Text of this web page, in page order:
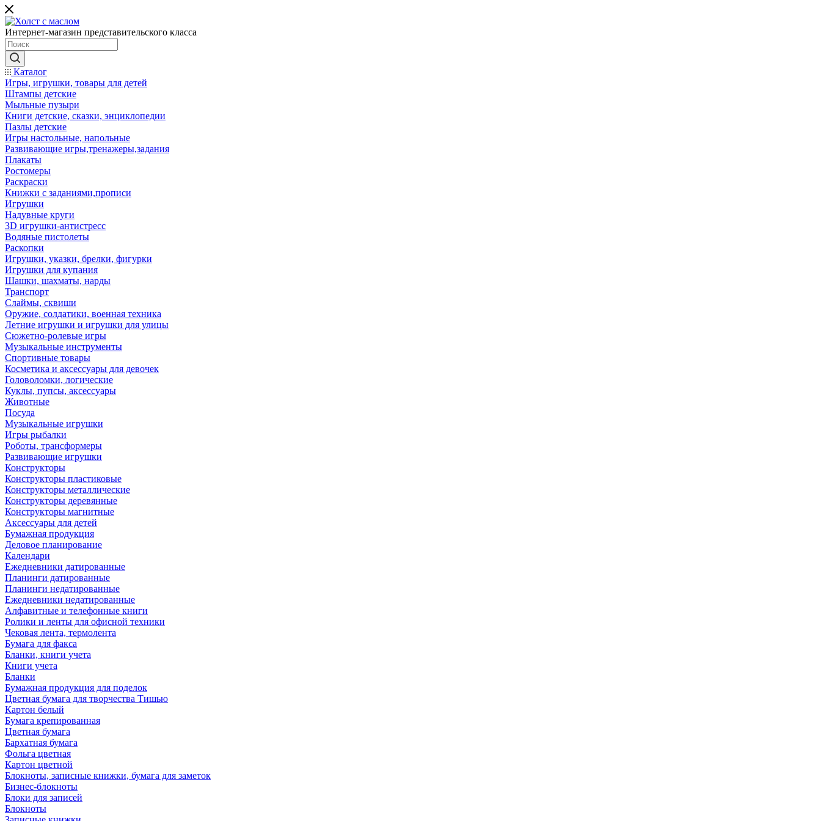
Интернет-магазин представительского класса
Каталог
Игры, игрушки, товары для детей
Штампы детские
Мыльные пузыри
Книги детские, сказки, энциклопедии
Пазлы детские
Игры настольные, напольные
Развивающие игры,тренажеры,задания
Плакаты
Ростомеры
Раскраски
Книжки с заданиями,прописи
Игрушки
Надувные круги
3D игрушки-антистресс
Водяные пистолеты
Раскопки
Игрушки, указки, брелки, фигурки
Игрушки для купания
Шашки, шахматы, нарды
Транспорт
Слаймы, сквиши
Оружие, солдатики, военная техника
Летние игрушки и игрушки для улицы
Сюжетно-ролевые игры
Музыкальные инструменты
Спортивные товары
Косметика и аксессуары для девочек
Головоломки, логические
Куклы, пупсы, аксессуары
Животные
Посуда
Музыкальные игрушки
Игры рыбалки
Роботы, трансформеры
Развивающие игрушки
Конструкторы
Конструкторы пластиковые
Конструкторы металлические
Конструкторы деревянные
Конструкторы магнитные
Аксессуары для детей
Бумажная продукция
Деловое планирование
Календари
Ежедневники датированные
Планинги датированные
Планинги недатированные
Ежедневники недатированные
Алфавитные и телефонные книги
Ролики и ленты для офисной техники
Чековая лента, термолента
Бумага для факса
Бланки, книги учета
Книги учета
Бланки
Бумажная продукция для поделок
Цветная бумага для творчества Тишью
Картон белый
Бумага крепированная
Цветная бумага
Бархатная бумага
Фольга цветная
Картон цветной
Блокноты, записные книжки, бумага для заметок
Бизнес-блокноты
Блоки для записей
Блокноты